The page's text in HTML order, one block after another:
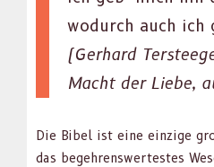
wodurch auch ich
(Ger­hard
Macht der Liebe,
Die Bibel ist eine einzige
das begehrenswertestes